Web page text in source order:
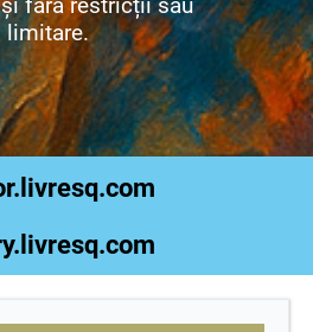
fără restricții sau
limitare.